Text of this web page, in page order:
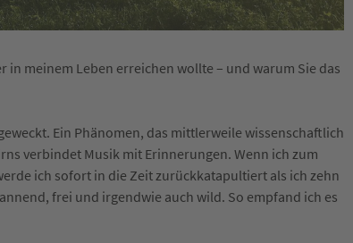
meinem Leben erreichen wollte – und warum Sie das
Ein Phänomen, das mittlerweile wissenschaftlich
verbindet Musik mit Erinnerungen. Wenn ich zum
ich sofort in die Zeit zurückkatapultiert als ich zehn
frei und irgendwie auch wild. So empfand ich es